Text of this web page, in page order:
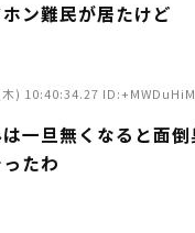
ン難民が居たけど
) 10:40:34.27
一旦無くなると面
たわ